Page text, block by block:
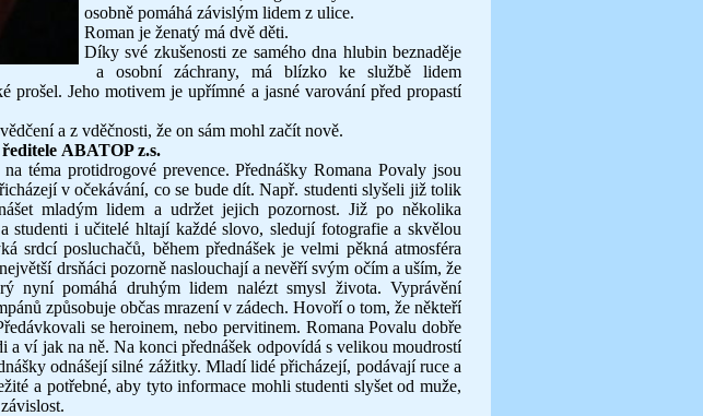
osobně pomáhá závislým lidem z ulice.
Roman je ženatý má dvě děti.
Díky své zkušenosti ze samého dna hlubin beznaděje
a osobní záchrany, má blízko ke službě lidem
prošel. Jeho motivem je upřímné a jasné varování před propastí
a z vděčnosti, že on sám mohl začít nově.
ABATOP z.s.
protidrogové prevence. Přednášky Romana Povaly jsou
v očekávání, co se bude dít. Např. studenti slyšeli již tolik
mladým lidem a udržet jejich pozornost. Již po několika
studenti i učitelé hltají každé slovo, sledují fotografie a skvělou
srdcí posluchačů, během přednášek je velmi pěkná atmosféra
drsňáci pozorně naslouchají a nevěří svým očím a uším, že
nyní pomáhá druhým lidem nalézt smysl života. Vyprávění
způsobuje občas mrazení v zádech. Hovoří o tom, že někteří
se heroinem, nebo pervitinem. Romana Povalu dobře
ví jak na ně. Na konci přednášek odpovídá s velikou moudrostí
odnášejí silné zážitky. Mladí lidé přicházejí, podávají ruce a
a potřebné, aby tyto informace mohli studenti slyšet od muže,